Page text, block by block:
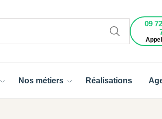
09
Nos métiers Réalisations